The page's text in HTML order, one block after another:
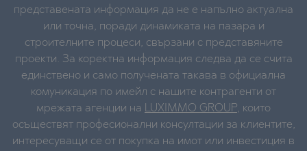
представената информация да не е напълно актуална
или точна, поради динамиката на пазара и
строителните процеси, свързани с представяните
проекти. За коректна информация следва да се счита
единствено и само получената такава в официална
комуникация по имейл с нашите контрагенти от
мрежата агенции на LUXIMMO GROUP, които
осъществят професионални консултации за клиентите,
интересуващи се от покупка на имот или инвестиция в